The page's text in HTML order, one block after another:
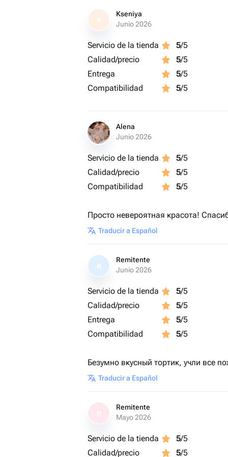
K
Kseniya
Junio 2026
Servicio de la tienda 5/5
Calidad/precio
5/5
Entrega
5/5
Compatibilidad
5/5
Alena
Junio 2026
Servicio de la tienda 5/5
Calidad/precio
5/5
Compatibilidad
5/5
Просто невероятная красота!
Traducir a Español
R
Remitente
Junio 2026
Servicio de la tienda 5/5
Calidad/precio
5/5
Entrega
5/5
Compatibilidad
5/5
Безумно вкусный тортик, учли все
Traducir a Español
Remitente
Mayo 2026
Servicio de la tienda 5/5
Calidad/precio
5/5